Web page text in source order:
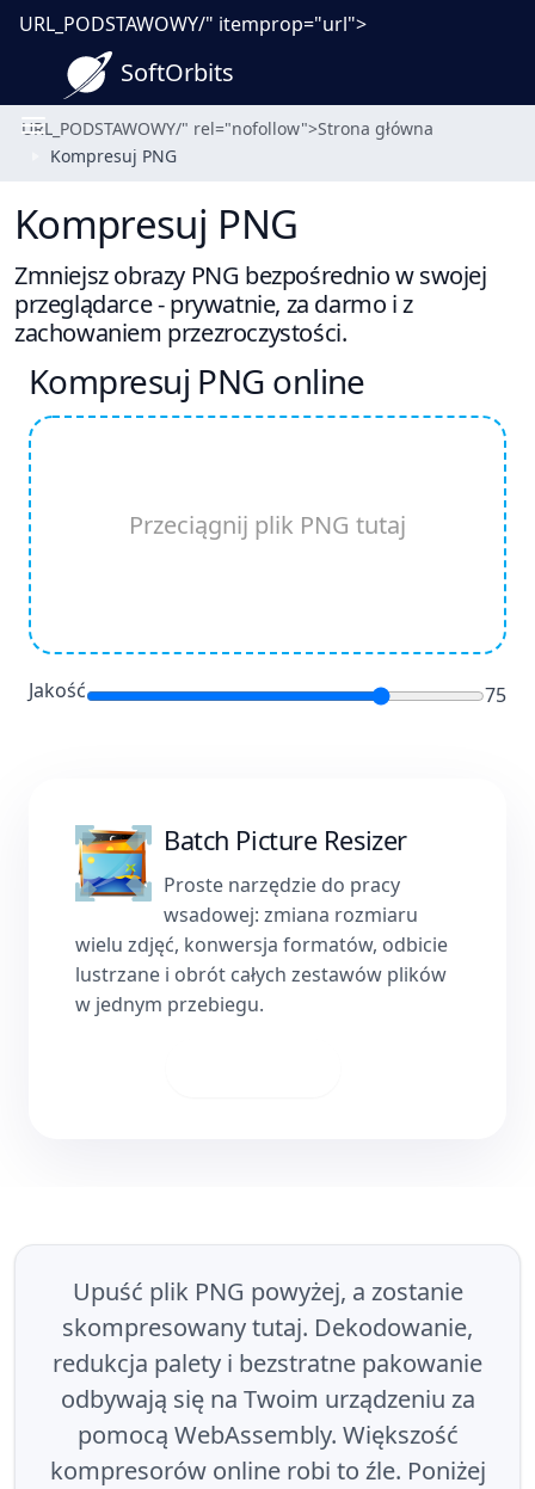
URL_PODSTAWOWY/" itemprop="url">
SoftOrbits
URL_PODSTAWOWY/" rel="nofollow">Strona główna
Kompresuj PNG
Kompresuj PNG
Zmniejsz obrazy PNG bezpośrednio w swojej
przeglądarce - prywatnie, za darmo i z
zachowaniem przezroczystości.
Kompresuj PNG online
Przeciągnij plik PNG tutaj
Jakość 75
Batch Picture Resizer
Proste narzędzie do pracy
wsadowej: zmiana rozmiaru
wielu zdjęć, konwersja formatów, odbicie
lustrzane i obrót całych zestawów plików
w jednym przebiegu.
Upuść plik PNG powyżej, a zostanie
skompresowany tutaj. Dekodowanie,
redukcja palety i bezstratne pakowanie
odbywają się na Twoim urządzeniu za
pomocą WebAssembly. Większość
kompresorów online robi to źle. Poniżej